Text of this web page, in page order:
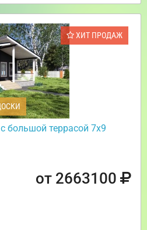
ХИТ ПРОДАЖ
террасой 7х9
от 2663100